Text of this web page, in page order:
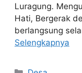
Luragung.
Hati, Bergerak
berlangsung
Selengkapnya
Kategori